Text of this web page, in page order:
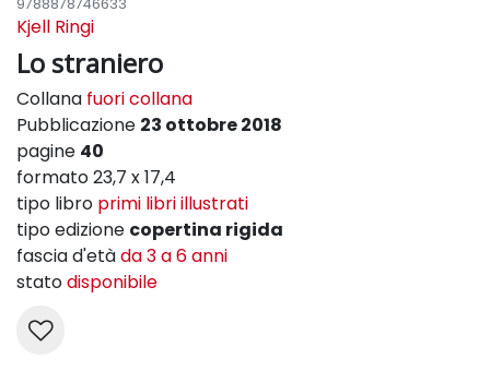
Kjell Ringi
Lo straniero
Collana fuori collana
Pubblicazione 23 ottobre 2018
pagine 40
formato 23,7 x 17,4
tipo libro primi libri illustrati
tipo edizione copertina rigida
fascia d'etàda 3 a 6 anni
statodisponibile